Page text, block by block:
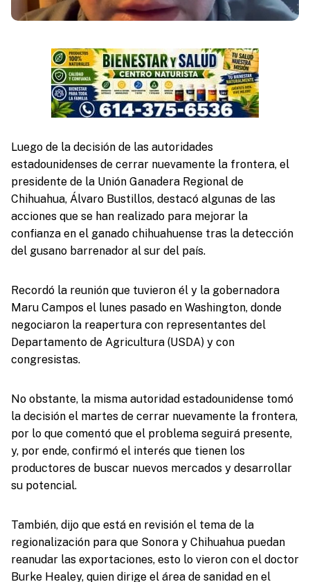
Luego de la decisión de las autoridades
estadounidenses de cerrar nuevamente la frontera, el
presidente de la Unión Ganadera Regional de
Chihuahua, Álvaro Bustillos, destacó algunas de las
acciones que se han realizado para mejorar la
confianza en el ganado chihuahuense tras la detección
del gusano barrenador al sur del país.
Recordó la reunión que tuvieron él y la gobernadora
Maru Campos el lunes pasado en Washington, donde
negociaron la reapertura con representantes del
Departamento de Agricultura (USDA) y con
congresistas.
No obstante, la misma autoridad estadounidense tomó
la decisión el martes de cerrar nuevamente la frontera,
por lo que comentó que el problema seguirá presente,
y, por ende, confirmó el interés que tienen los
productores de buscar nuevos mercados y desarrollar
su potencial.
También, dijo que está en revisión el tema de la
regionalización para que Sonora y Chihuahua puedan
reanudar las exportaciones, esto lo vieron con el doctor
Burke Healey, quien dirige el área de sanidad en el